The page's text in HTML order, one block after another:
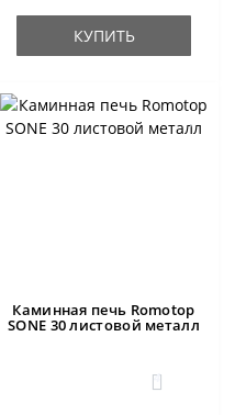
КУПИТЬ
Каминная печь Romotop
SONE 30 листовой металл
4